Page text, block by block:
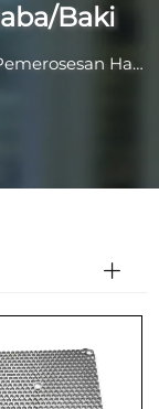
Baki
Haba/Baki